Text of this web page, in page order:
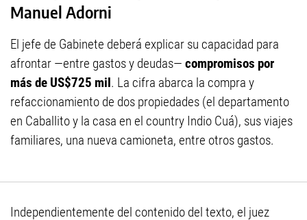
Manuel Adorni
El jefe de Gabinete deberá explicar su capacidad para
afrontar —entre gastos y deudas— compromisos por
más de US$725 mil. La cifra abarca la compra y
refaccionamiento de dos propiedades (el departamento
en Caballito y la casa en el country Indio Cuá), sus viajes
familiares, una nueva camioneta, entre otros gastos.
Independientemente del contenido del texto, el juez